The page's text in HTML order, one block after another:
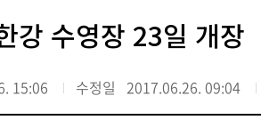
강 수영장 23일 개장
15:06 수정일 2017.06.26. 09:04